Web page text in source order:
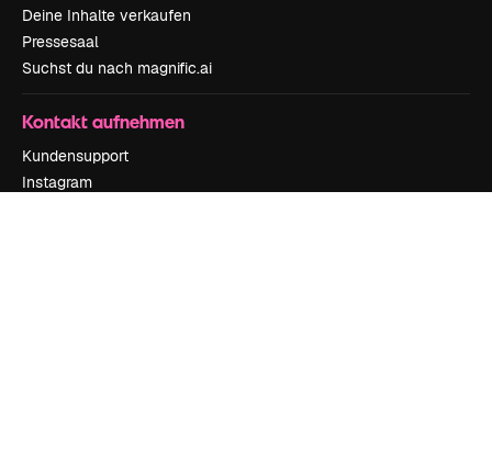
Deine Inhalte verkaufen
Pressesaal
Suchst du nach magnific.ai
Kontakt aufnehmen
Kundensupport
Instagram